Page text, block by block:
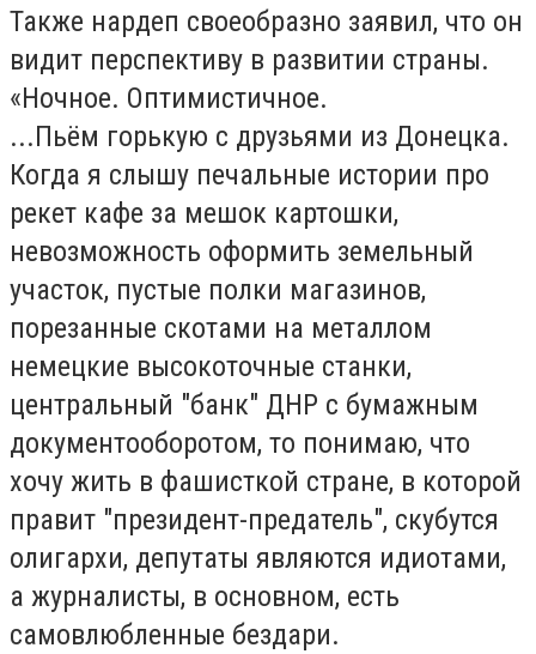
Также нардеп своеобразно заявил, что он
видит перспективу в развитии страны.
«Ночное. Оптимистичное.
...Пьём горькую с друзьями из Донецка.
Когда я слышу печальные истории про
рекет кафе за мешок картошки,
невозможность оформить земельный
участок, пустые полки магазинов,
порезанные скотами на металлом
немецкие высокоточные станки,
центральный "банк" ДНР с бумажным
документооборотом, то понимаю, что
хочу жить в фашисткой стране, в которой
правит "президент-предатель", скубутся
олигархи, депутаты являются идиотами,
а журналисты, в основном, есть
самовлюбленные бездари.